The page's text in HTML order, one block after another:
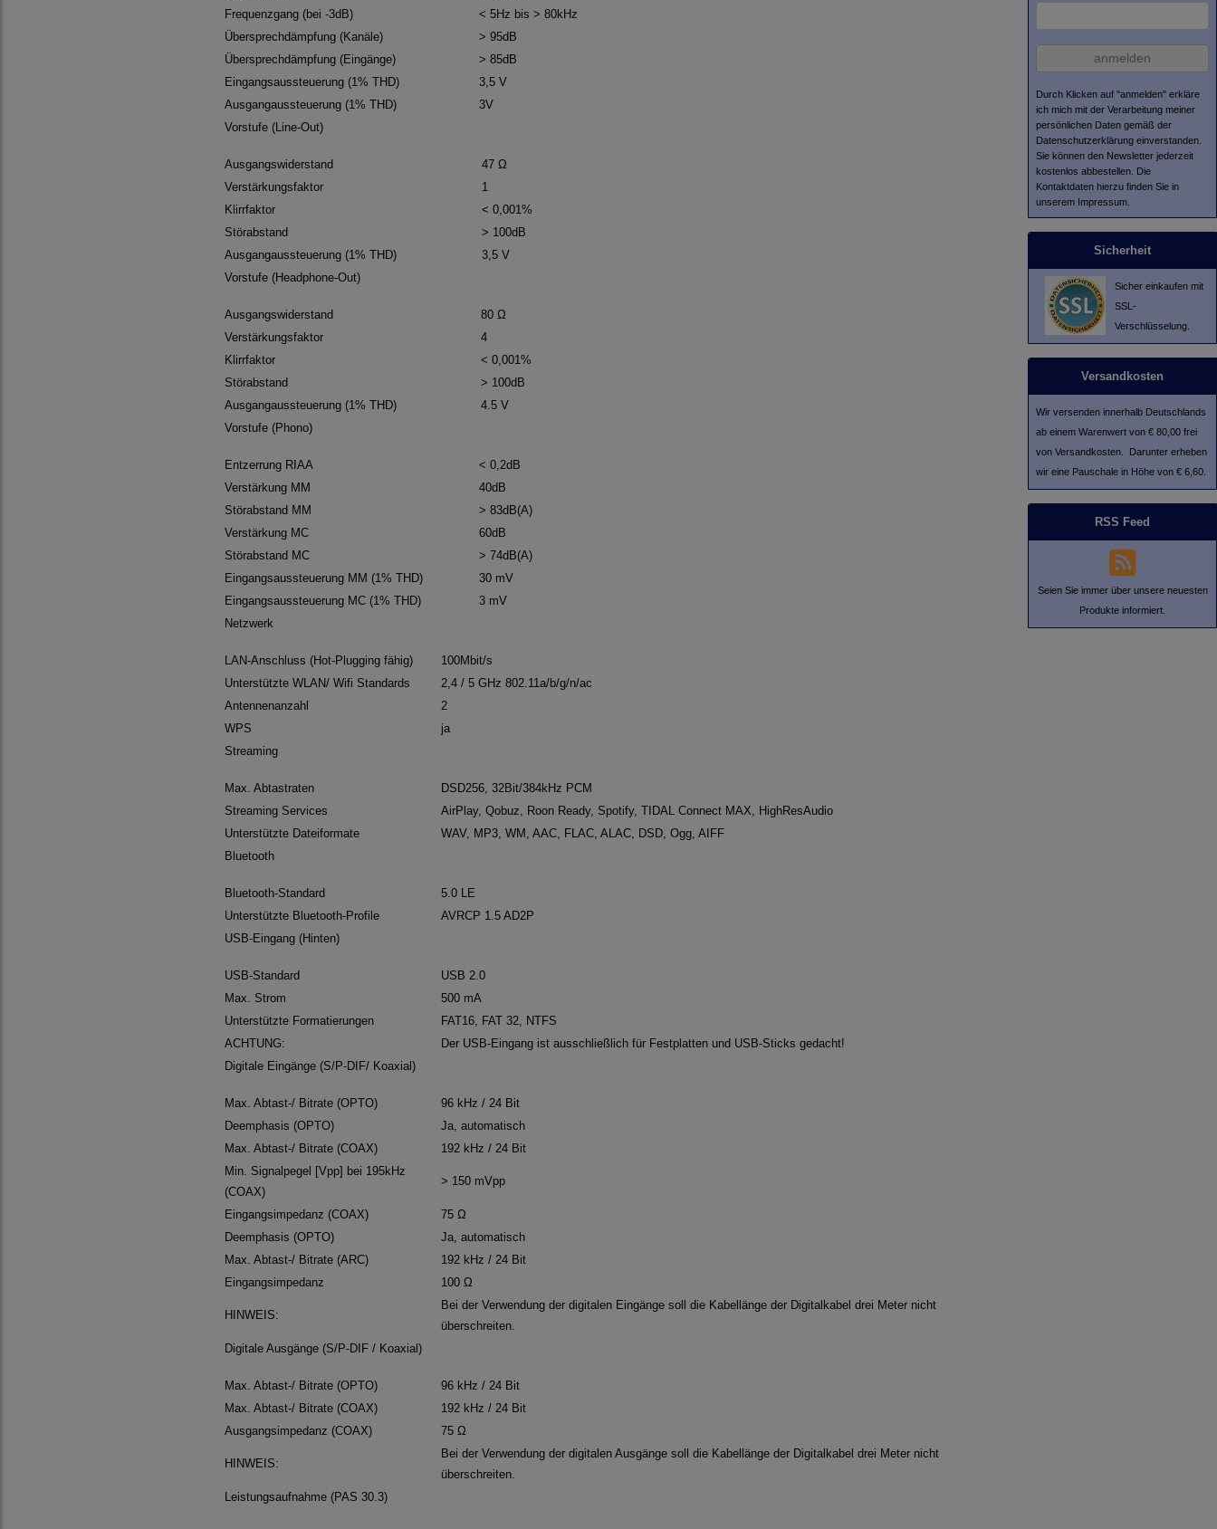
Frequenzgang (bei -3dB)
< 5Hz bis > 80kHz
Übersprechdämpfung (Kanäle)
> 95dB
Übersprechdämpfung (Eingänge)
> 85dB
Eingangsaussteuerung (1% THD)
3,5 V
Ausgangaussteuerung (1% THD)
3V
Vorstufe (Line-Out)
Ausgangswiderstand
47 Ω
Verstärkungsfaktor
1
Klirrfaktor
< 0,001%
Störabstand
> 100dB
Ausgangaussteuerung (1% THD)
3,5 V
Vorstufe (Headphone-Out)
Ausgangswiderstand
80 Ω
Verstärkungsfaktor
4
Klirrfaktor
< 0,001%
Störabstand
> 100dB
Ausgangaussteuerung (1% THD)
4.5 V
Vorstufe (Phono)
Entzerrung RIAA
< 0,2dB
Verstärkung MM
40dB
Störabstand MM
> 83dB(A)
Verstärkung MC
60dB
Störabstand MC
> 74dB(A)
Eingangsaussteuerung MM (1% THD)
30 mV
Eingangsaussteuerung MC (1% THD)
3 mV
Netzwerk
LAN-Anschluss (Hot-Plugging fähig)
100Mbit/s
Unterstützte WLAN/ Wifi Standards
2,4 / 5 GHz 802.11a/b/g/n/ac
Antennenanzahl
2
WPS
ja
Streaming
Max. Abtastraten
DSD256, 32Bit/384kHz PCM
Streaming Services
AirPlay, Qobuz, Roon Ready, Spotify, TIDAL Connect MAX, HighResAudio
Unterstützte Dateiformate
WAV, MP3, WM, AAC, FLAC, ALAC, DSD, Ogg, AIFF
Bluetooth
Bluetooth-Standard
5.0 LE
Unterstützte Bluetooth-Profile
AVRCP 1.5 AD2P
USB-Eingang (Hinten)
USB-Standard
USB 2.0
Max. Strom
500 mA
Unterstützte Formatierungen
FAT16, FAT 32, NTFS
ACHTUNG:
Der USB-Eingang ist ausschließlich für Festplatten und USB-Sticks gedacht!
Digitale Eingänge (S/P-DIF/ Koaxial)
Max. Abtast-/ Bitrate (OPTO)
96 kHz / 24 Bit
Deemphasis (OPTO)
Ja, automatisch
Max. Abtast-/ Bitrate (COAX)
192 kHz / 24 Bit
Min. Signalpegel [Vpp] bei 195kHz
(COAX)
> 150 mVpp
Eingangsimpedanz (COAX)
75 Ω
Deemphasis (OPTO)
Ja, automatisch
Max. Abtast-/ Bitrate (ARC)
192 kHz / 24 Bit
Eingangsimpedanz
100 Ω
HINWEIS:
Bei der Verwendung der digitalen Eingänge soll die Kabellänge der Digitalkabel drei Meter nicht
überschreiten.
Digitale Ausgänge (S/P-DIF / Koaxial)
Max. Abtast-/ Bitrate (OPTO)
96 kHz / 24 Bit
Max. Abtast-/ Bitrate (COAX)
192 kHz / 24 Bit
Ausgangsimpedanz (COAX)
75 Ω
HINWEIS:
Bei der Verwendung der digitalen Ausgänge soll die Kabellänge der Digitalkabel drei Meter nicht
überschreiten.
Leistungsaufnahme (PAS 30.3)
anmelden
Durch Klicken auf "anmelden" erkläre
ich mich mit der Verarbeitung meiner
persönlichen Daten gemäß der
Datenschutzerklärung einverstanden.
Sie können den Newsletter jederzeit
kostenlos abbestellen. Die
Kontaktdaten hierzu finden Sie in
unserem Impressum.
Sicherheit
Sicher einkaufen mit
SSL-
Verschlüsselung.
Versandkosten
Wir versenden innerhalb Deutschlands
ab einem Warenwert von € 80,00 frei
von Versandkosten. Darunter erheben
wir eine Pauschale in Höhe von € 6,60.
RSS Feed
Seien Sie immer über unsere neuesten
Produkte informiert.